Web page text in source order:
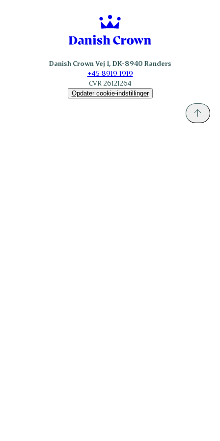
Danish Crown Vej 1, DK-8940 Randers
+45 8919 1919
CVR 26121264
Opdater cookie-indstillinger